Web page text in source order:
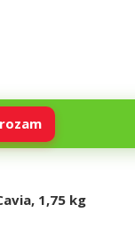
1,75 kg